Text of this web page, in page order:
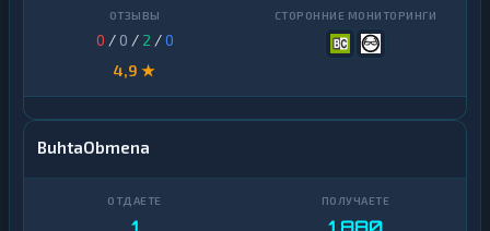
0 / 0 / 2 /0
4,9 ★
BuhtaObmena
1 1 880